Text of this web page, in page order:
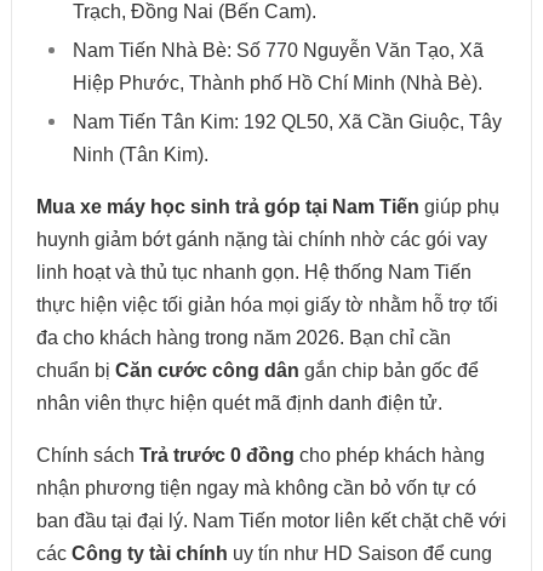
Trạch, Đồng Nai (Bến Cam).
Nam Tiến Nhà Bè: Số 770 Nguyễn Văn Tạo, Xã
Hiệp Phước, Thành phố Hồ Chí Minh (Nhà Bè).
Nam Tiến Tân Kim: 192 QL50, Xã Cần Giuộc, Tây
Ninh (Tân Kim).
Mua xe máy học sinh trả góp tại Nam Tiến giúp phụ
huynh giảm bớt gánh nặng tài chính nhờ các gói vay
linh hoạt và thủ tục nhanh gọn. Hệ thống Nam Tiến
thực hiện việc tối giản hóa mọi giấy tờ nhằm hỗ trợ tối
đa cho khách hàng trong năm 2026. Bạn chỉ cần
chuẩn bị Căn cước công dân gắn chip bản gốc để
nhân viên thực hiện quét mã định danh điện tử.
Chính sách Trả trước 0 đồng cho phép khách hàng
nhận phương tiện ngay mà không cần bỏ vốn tự có
ban đầu tại đại lý. Nam Tiến motor liên kết chặt chẽ với
các Công ty tài chính uy tín như HD Saison để cung